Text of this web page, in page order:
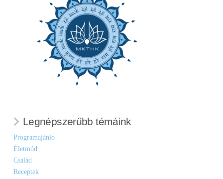
Legnépszerűbb témáink
Programajánló
Életmód
Család
Receptek